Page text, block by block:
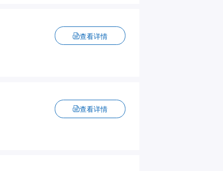
查看详情
查看详情